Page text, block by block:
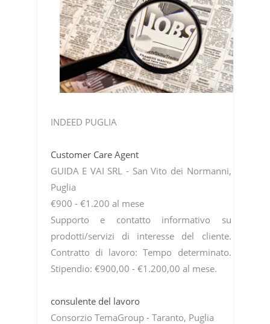
INDEED PUGLIA
Customer Care Agent
GUIDA E VAI SRL - San Vito dei Normanni,
Puglia
€900 - €1.200 al mese
Supporto e contatto informativo su
prodotti/servizi di interesse del cliente.
Contratto di lavoro: Tempo determinato.
Stipendio: €900,00 - €1.200,00 al mese.
consulente del lavoro
Consorzio TemaGroup - Taranto, Puglia